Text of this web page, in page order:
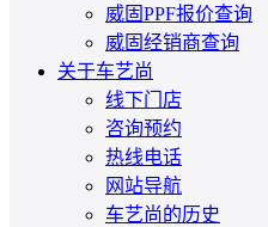
威固PPF报价查询
威固经销商查询
关于车艺尚
线下门店
咨询预约
热线电话
网站导航
车艺尚的历史